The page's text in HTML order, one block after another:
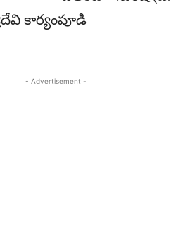
కార్యంపూడి
- Advertisement -